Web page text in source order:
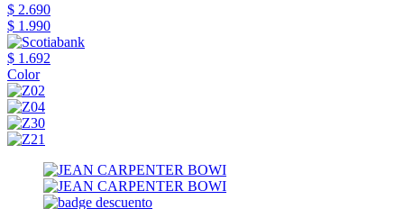
$ 2.690
$ 1.990
$ 1.692
Color